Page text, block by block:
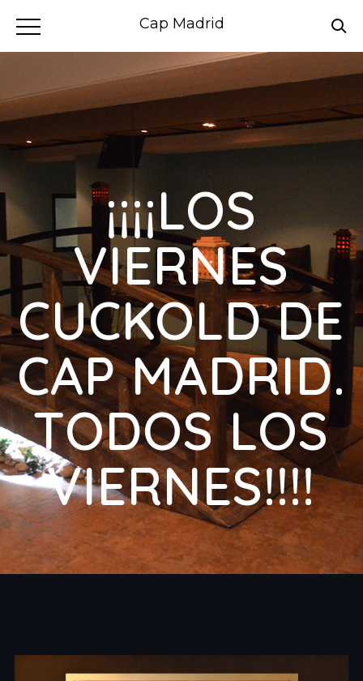
Cap Madrid
¡¡¡¡LOS
VIERNES
CUCKOLD DE
CAP MADRID.
TODOS LOS
VIERNES!!!!